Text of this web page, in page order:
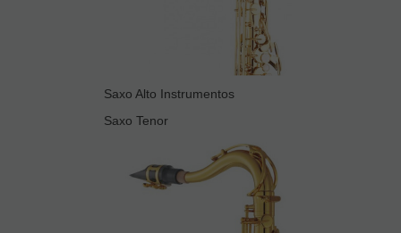
Saxo Alto Instrumentos
Saxo Tenor